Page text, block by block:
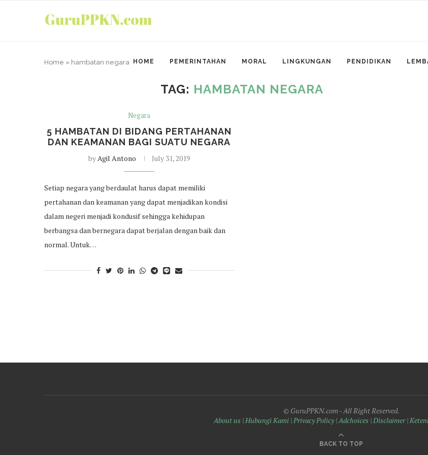
HOME PEMERINTAHAN MORAL LINGKUNGAN PENDIDIKAN
Home » hambatan negara
TAG: HAMBATAN NEGARA
Negara
5 HAMBATAN DI BIDANG PERTAHANAN
DAN KEAMANAN BAGI SUATU NEGARA
byAgil Antono July 31, 2019
Setiap negara yang berdaulat harus dapat memiliki
pertahanan dan keamanan yang dapat menjadikan kondisi
dalam negeri menjadi kondusif sehingga kehidupan
berbangsa dan bernegara dapat berjalan dengan baik dan
normal. Untuk…
© GuruPPKN.com - All Right Reserved.
About us |Hubungi Kami |Privacy Policy|Adchoices |Disclaimer|
BACK TO TOP